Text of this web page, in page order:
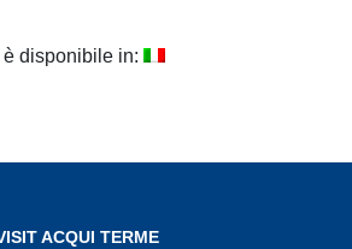
disponibile in:
ACQUI TERME